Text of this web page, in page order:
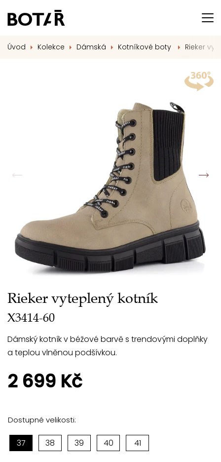
Úvod Kolekce Dámská Kotníkové boty Rieker
Rieker vyteplený kotník
X3414-60
Dámský kotník v béžové barvě s trendovými doplňky
a teplou vlněnou podšívkou.
2 699 Kč
Dostupné velikosti:
37 38 39 40 41